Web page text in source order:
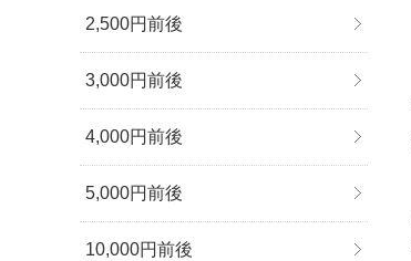
2,500円前後
3,000円前後
4,000円前後
5,000円前後
10,000円前後